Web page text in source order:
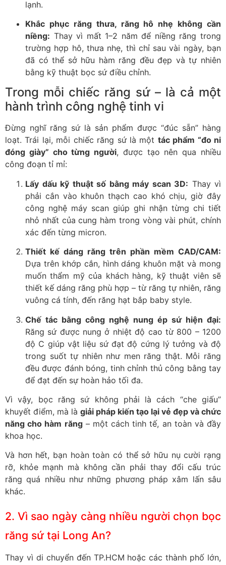
lạnh.
Khắc phục răng thưa, răng hô nhẹ không cần
niềng: Thay vì mất 1–2 năm để niềng răng trong
trường hợp hô, thưa nhẹ, thì chỉ sau vài ngày, bạn
đã có thể sở hữu hàm răng đều đẹp và tự nhiên
bằng kỹ thuật bọc sứ điều chỉnh.
Trong mỗi chiếc răng sứ – là cả một
hành trình công nghệ tinh vi
Đừng nghĩ răng sứ là sản phẩm được “đúc sẵn” hàng
loạt. Trái lại, mỗi chiếc răng sứ là một tác phẩm “đo ni
đóng giày” cho từng người, được tạo nên qua nhiều
công đoạn tỉ mỉ:
Lấy dấu kỹ thuật số bằng máy scan 3D: Thay vì
phải cắn vào khuôn thạch cao khó chịu, giờ đây
công nghệ máy scan giúp ghi nhận từng chi tiết
nhỏ nhất của cung hàm trong vòng vài phút, chính
xác đến từng micron.
Thiết kế dáng răng trên phần mềm CAD/CAM:
Dựa trên khớp cắn, hình dáng khuôn mặt và mong
muốn thẩm mỹ của khách hàng, kỹ thuật viên sẽ
thiết kế dáng răng phù hợp – từ răng tự nhiên, răng
vuông cá tính, đến răng hạt bắp baby style.
Chế tác bằng công nghệ nung ép sứ hiện đại:
Răng sứ được nung ở nhiệt độ cao từ 800 – 1200
độ C giúp vật liệu sứ đạt độ cứng lý tưởng và độ
trong suốt tự nhiên như men răng thật. Mỗi răng
đều được đánh bóng, tinh chỉnh thủ công bằng tay
để đạt đến sự hoàn hảo tối đa.
Vì vậy, bọc răng sứ không phải là cách “che giấu”
khuyết điểm, mà là giải pháp kiến tạo lại vẻ đẹp và chức
năng cho hàm răng– một cách tinh tế, an toàn và đầy
khoa học.
Và hơn hết, bạn hoàn toàn có thể sở hữu nụ cười rạng
rỡ, khỏe mạnh mà không cần phải thay đổi cấu trúc
răng quá nhiều như những phương pháp xâm lấn sâu
khác.
2. Vì sao ngày càng nhiều người chọn bọc
răng sứ tại Long An?
Thay vì di chuyển đến TP.HCM hoặc các thành phố lớn,